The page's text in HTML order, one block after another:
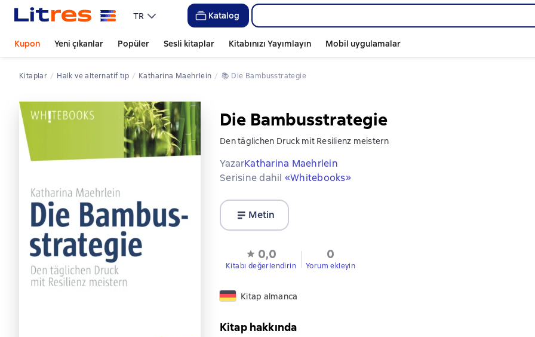
TR Katalog
Kupon Yeni çıkanlar Popüler Sesli kitaplar Kitabınızı Yayımlayın Mobil uygulamalar
Kitaplar halk ve alternatif tıp Katharina Maehrlein 📚 Die Bambusstrategie
Die Bambusstrategie
Den täglichen Druck mit Resilienz meistern
YazarKatharina Maehrlein
Serisine dahil «Whitebooks»
Metin
0,0
Kitabı değerlendirin
0
Yorum ekleyin
Kitap almanca
Kitap hakkında